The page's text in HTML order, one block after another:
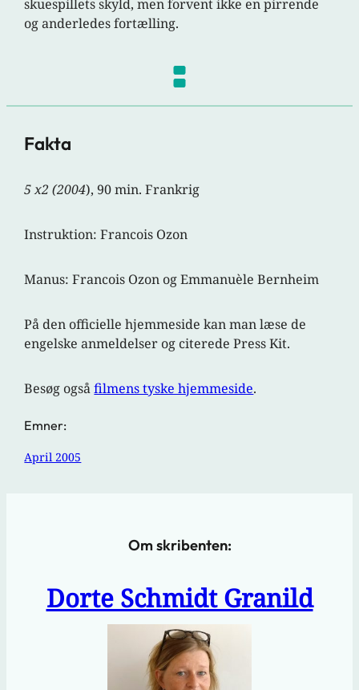
skuespillets skyld, men forvent ikke en pirrende
og anderledes fortælling.
Fakta
5 x2 (2004), 90 min. Frankrig
Instruktion: Francois Ozon
Manus: Francois Ozon og Emmanuèle Bernheim
På den officielle hjemmeside kan man læse de
engelske anmeldelser og citerede Press Kit.
Besøg ogsåfilmens tyske hjemmeside.
Emner:
April 2005
Om skribenten:
Dorte Schmidt Granild